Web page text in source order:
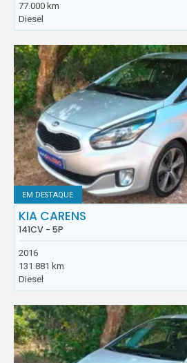
77.000 km
Diesel
EM DESTAQUE
KIA CARENS
141CV - 5P
2016
131.881 km
Diesel